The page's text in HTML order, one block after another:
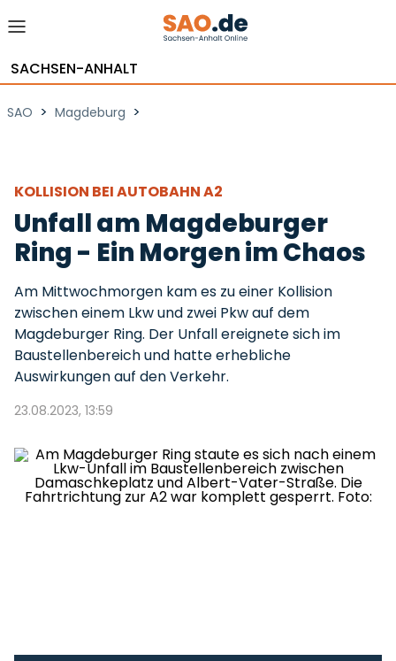
SACHSEN-ANHALT
SAO > Magdeburg >
KOLLISION BEI AUTOBAHN A2
Unfall am Magdeburger
Ring - Ein Morgen im Chaos
Am Mittwochmorgen kam es zu einer Kollision
zwischen einem Lkw und zwei Pkw auf dem
Magdeburger Ring. Der Unfall ereignete sich im
Baustellenbereich und hatte erhebliche
Auswirkungen auf den Verkehr.
23.08.2023, 13:59